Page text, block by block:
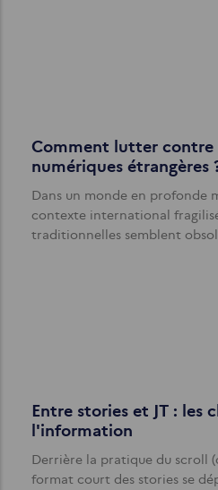
Comment lutter contre
numériques étrangères
Dans un monde en profonde
contexte international
traditionnelles semblent
Entre stories et JT : les
l'information
Derrière la pratique du scroll
format court des stories se